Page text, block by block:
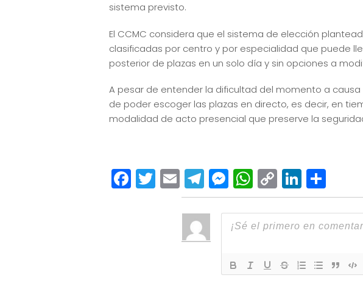
sistema previsto.
El CCMC considera que el sistema de elección
clasificadas por centro y por especialidad que puede
posterior de plazas en un solo día y sin opciones a
A pesar de entender la dificultad del momento a causa
de poder escoger las plazas en directo, es decir, en
modalidad de acto presencial que preserve la
Facebook
Twitter
EmailTelegram
Messenger
WhatsApp
Copy
Link